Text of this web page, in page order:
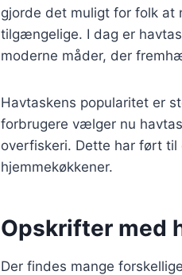
gjorde det muligt for folk at
tilgængelige. I dag er
moderne måder, der
Havtaskens popularitet er
forbrugere vælger nu
overfiskeri. Dette har ført
hjemmekøkkener.
Opskrifter med
Der findes mange